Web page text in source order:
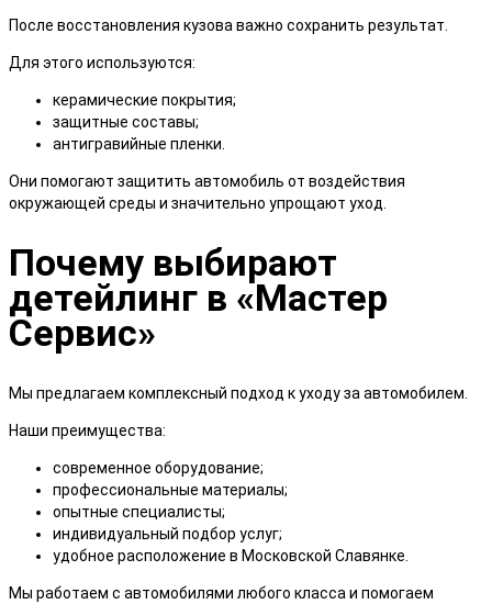
После восстановления кузова важно сохранить результат.
Для этого используются:
керамические покрытия;
защитные составы;
антигравийные пленки.
Они помогают защитить автомобиль от воздействия
окружающей среды и значительно упрощают уход.
Почему выбирают
детейлинг в «Мастер
Сервис»
Мы предлагаем комплексный подход к уходу за автомобилем.
Наши преимущества:
современное оборудование;
профессиональные материалы;
опытные специалисты;
индивидуальный подбор услуг;
удобное расположение в Московской Славянке.
Мы работаем с автомобилями любого класса и помогаем